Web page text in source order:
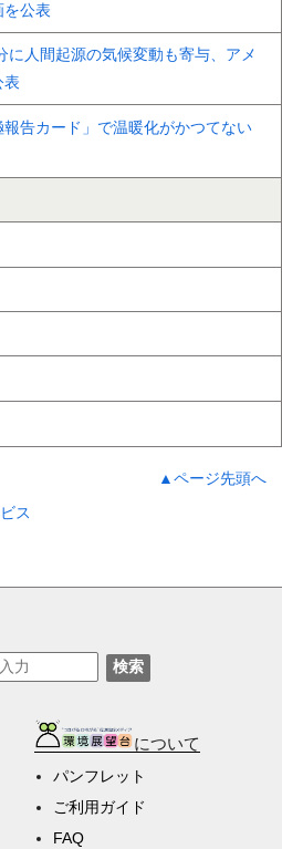
を公表
に人間起源の気候変動も寄与、アメ
表
告カード」で温暖化がかつてない
▲ページ先頭へ
ス
検索
について
パンフレット
ご利用ガイド
FAQ